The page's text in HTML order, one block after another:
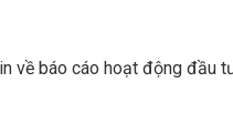
về báo cáo hoạt động đầu